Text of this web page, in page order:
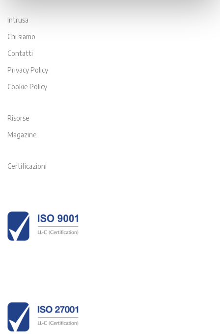
Intrusa
Chi siamo
Contatti
Privacy Policy
Cookie Policy
Risorse
Magazine
Certificazioni